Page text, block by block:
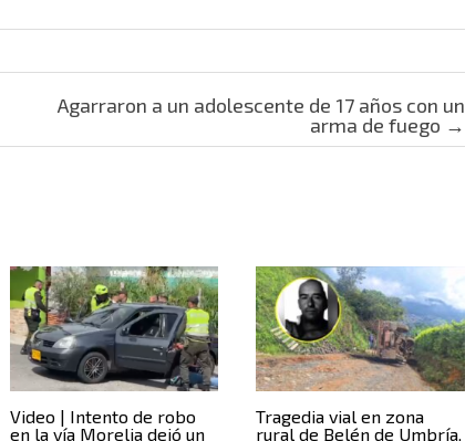
Agarraron a un adolescente de 17 años con un
arma de fuego →
Video | Intento de robo
en la vía Morelia dejó un
Tragedia vial en zona
rural de Belén de Umbría,